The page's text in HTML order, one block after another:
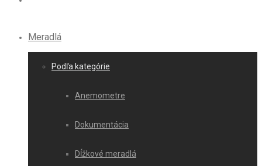
Meradlá
Podľa kategórie
Anemometre
Dokumentácia
Dĺžkové meradlá